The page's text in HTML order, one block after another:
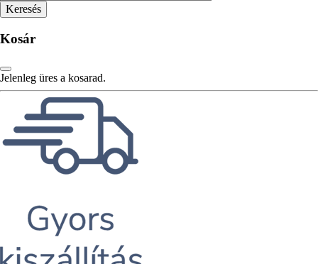
Kosár
Jelenleg üres a kosarad.